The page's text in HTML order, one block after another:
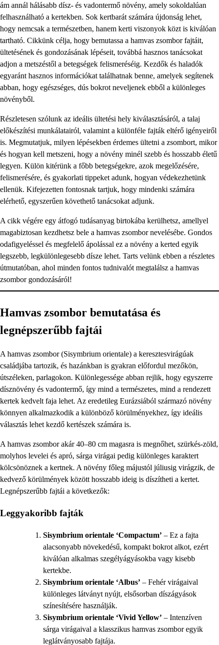
ám annál hálásabb dísz- és vadontermő növény, amely sokoldalúan
felhasználható a kertekben. Sok kertbarát számára újdonság lehet,
hogy nemcsak a természetben, hanem kerti viszonyok közt is kiválóan
tartható. Cikkünk célja, hogy bemutassa a hamvas zsombor fajtáit,
ültetésének és gondozásának lépéseit, továbbá hasznos tanácsokat
adjon a metszéstől a betegségek felismeréséig. Kezdők és haladók
egyaránt hasznos információkat találhatnak benne, amelyek segítenek
abban, hogy egészséges, dús bokrot neveljenek ebből a különleges
növényből.
Részletesen szólunk az ideális ültetési hely kiválasztásáról, a talaj
előkészítési munkálatairól, valamint a különféle fajták eltérő igényeiről
is. Megmutatjuk, milyen lépésekben érdemes ültetni a zsombort, mikor
és hogyan kell metszeni, hogy a növény minél szebb és hosszabb életű
legyen. Külön kitérünk a főbb betegségekre, azok megelőzésére,
felismerésére, és gyakorlati tippeket adunk, hogyan védekezhetünk
ellenük. Kifejezetten fontosnak tartjuk, hogy mindenki számára
elérhető, egyszerűen követhető tanácsokat adjunk.
A cikk végére egy átfogó tudásanyag birtokába kerülhetsz, amellyel
magabiztosan kezdhetsz bele a hamvas zsombor nevelésébe. Gondos
odafigyeléssel és megfelelő ápolással ez a növény a kerted egyik
legszebb, legkülönlegesebb dísze lehet. Tarts velünk ebben a részletes
útmutatóban, ahol minden fontos tudnivalót megtalálsz a hamvas
zsombor gondozásáról!
Hamvas zsombor bemutatása és
legnépszerűbb fajtái
A hamvas zsombor (Sisymbrium orientale) a keresztesvirágúak
családjába tartozik, és hazánkban is gyakran előfordul mezőkön,
útszéleken, parlagokon. Különlegessége abban rejlik, hogy egyszerre
dísznövény és vadontermő, így mind a természetes, mind a rendezett
kertek kedvelt faja lehet. Az eredetileg Eurázsiából származó növény
könnyen alkalmazkodik a különböző körülményekhez, így ideális
választás lehet kezdő kertészek számára is.
A hamvas zsombor akár 40–80 cm magasra is megnőhet, szürkés-zöld,
molyhos levelei és apró, sárga virágai pedig különleges karaktert
kölcsönöznek a kertnek. A növény főleg májustól júliusig virágzik, de
kedvező körülmények között hosszabb ideig is díszítheti a kertet.
Legnépszerűbb fajtái a következők:
Leggyakoribb fajták
Sisymbrium orientale ‘Compactum’ – Ez a fajta
alacsonyabb növekedésű, kompakt bokrot alkot, ezért
kiválóan alkalmas szegélyágyásokba vagy kisebb
kertekbe.
Sisymbrium orientale ‘Albus’ – Fehér virágaival
különleges látványt nyújt, elsősorban díszágyások
színesítésére használják.
Sisymbrium orientale ‘Vivid Yellow’ – Intenzíven
sárga virágaival a klasszikus hamvas zsombor egyik
leglátványosabb fajtája.